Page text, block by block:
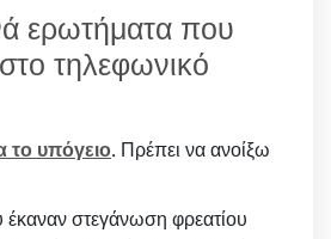
ερωτήματα που
τηλεφωνικό
το υπόγειο. Πρέπει να ανοίξω
στεγάνωση φρεατίου